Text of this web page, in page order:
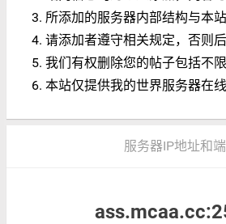
所添加的服务器内部结构与本
请添加者遵守相关规定，否则
我们有权删除您的帖子包括不
本站仅提供我的世界服务器在
服务器IP地址和